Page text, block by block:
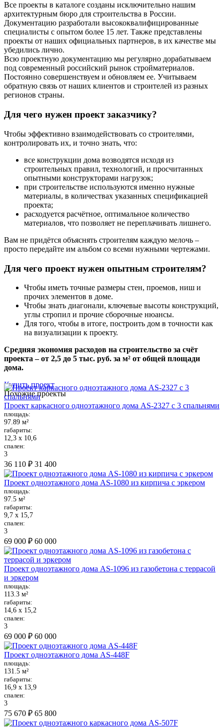
Все проекты в каталоге созданы исключительно нашим
архитектурным бюро для строительства в России.
Документацию разработали высококвалифицированные
специалисты с опытом более 15 лет. Также представлены
проекты от наших официальных партнеров, в их качестве мы
убедились лично.
Всю проектную документацию мы регулярно дорабатываем
под современный российский рынок стройматериалов.
Постоянно совершенствуем и обновляем ее. Учитываем
обратную связь от наших клиентов и строителей из разных
регионов страны.
Для чего нужен проект заказчику?
Чтобы эффективно взаимодействовать со строителями,
контролировать их, и точно знать, что:
все конструкции дома возводятся исходя из
строительных правил, технологий, и просчитанных
опытными конструкторами нагрузок;
при строительстве используются именно нужные
материалы, в количествах указанных спецификацией
проекта;
расходуется расчётное, оптимальное количество
материалов, что позволяет не переплачивать лишнего.
Вам не придётся объяснять строителям каждую мелочь –
просто передайте им альбом со всеми нужными чертежами.
Для чего проект нужен опытным строителям?
Чтобы иметь точные размеры стен, проемов, ниш и
прочих элементов в доме.
Чтобы знать диагонали, ключевые высоты конструкций,
углы стропил и прочие сборочные нюансы.
Для того, чтобы в итоге, построить дом в точности как
на визуализации к проекту.
Средняя экономия расходов на строительство за счёт
проекта – от 2,5 до 5 тыс. руб. за м² от общей площади
дома.
Купить проект
Похожие проекты
Проект каркасного одноэтажного дома AS-2327 с 3 спальнями
площадь:
97.89 м²
габариты:
12,3 х 10,6
спален:
3
36 110 ₽ 31 400
Проект одноэтажного дома AS-1080 из кирпича с эркером
площадь:
97.5 м²
габариты:
9,7 х 15,7
спален:
3
69 000 ₽ 60 000
Проект одноэтажного дома AS-1096 из газобетона с террасой
и эркером
площадь:
113.3 м²
габариты:
14,6 х 15,2
спален:
3
69 000 ₽ 60 000
Проект одноэтажного дома AS-448F
площадь:
131.5 м²
габариты:
16,9 х 13,9
спален:
3
75 670 ₽ 65 800